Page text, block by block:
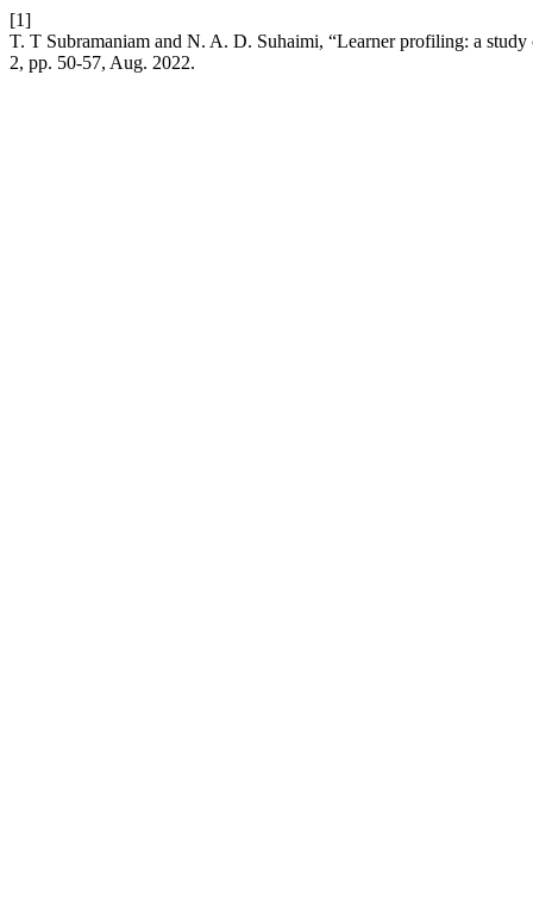
[1]
T. T Subramaniam and N. A. D. Suhaimi, “Learner profiling: a
2, pp. 50-57, Aug. 2022.